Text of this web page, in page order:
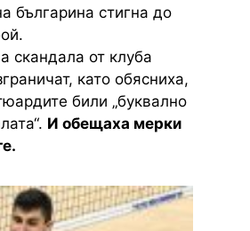
българина стигна до
скандала от клуба
като обясниха,
били „буквално
И обещаха мерки